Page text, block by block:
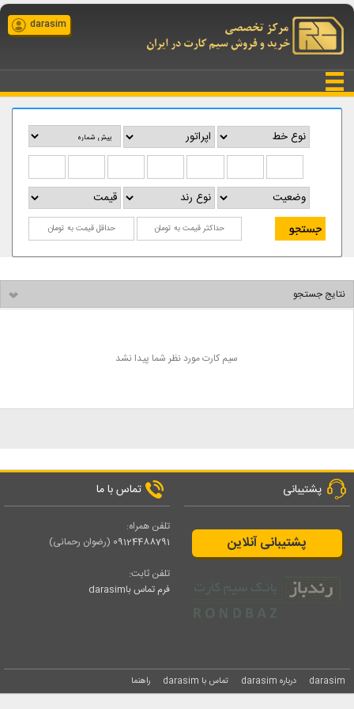
darasim
نتایج جستجو
سیم کارت مورد نظر شما پیدا نشد
پشتیبانی
پشتیبانی آنلاین
تماس با ما
تلفن همراه:
09124488791 (رضوان رحمانی)
تلفن ثابت:
فرم تماس باdarasim
darasim درباره darasim تماس با darasim راهنما